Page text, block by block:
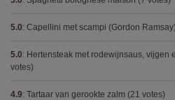
5.0: Capellini met scampi (Gordon Ramsay)
5.0: Hertensteak met rodewijnsaus, vijgen
votes)
4.9: Tartaar van gerookte zalm (21 votes)